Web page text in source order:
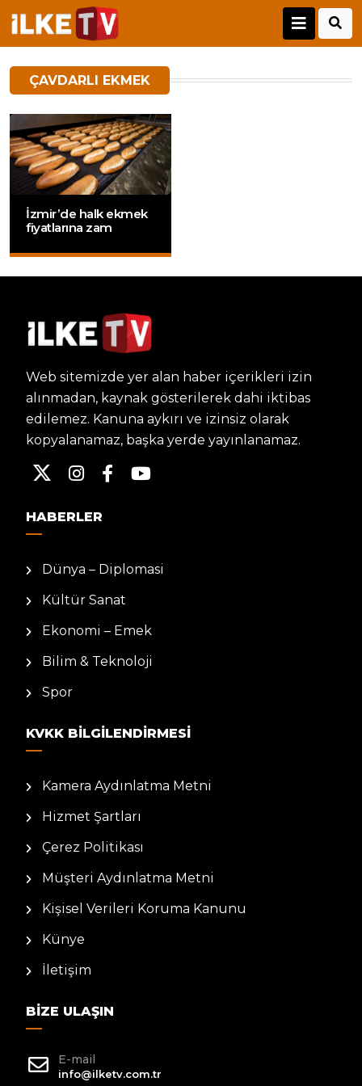
ÇAVDARLI EKMEK
İzmir’de halk ekmek
fiyatlarına zam
Web sitemizde yer alan haber içerikleri izin
alınmadan, kaynak gösterilerek dahi iktibas
edilemez. Kanuna aykırı ve izinsiz olarak
kopyalanamaz, başka yerde yayınlanamaz.
HABERLER
Dünya – Diplomasi
Kültür Sanat
Ekonomi – Emek
Bilim & Teknoloji
Spor
KVKK BILGILENDIRMESI
Kamera Aydınlatma Metni
Hizmet Şartları
Çerez Politikası
Müşteri Aydınlatma Metni
Kişisel Verileri Koruma Kanunu
Künye
İletişim
BIZE ULAŞIN
E-mail
info@ilketv.com.tr